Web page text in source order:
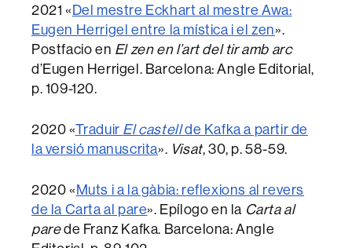
2021 « Del mestre Eckhart al mestre Awa:
Eugen Herrigel entre la mística i el zen».
Postfacio en El zen en l’art del tir amb arc
d’Eugen Herrigel. Barcelona: Angle Editorial,
p. 109-120.
2020 «Traduir El castellde Kafka a partir de
la versió manuscrita». Visat, 30, p. 58-59.
2020 « Muts i a la gàbia: reflexions al revers
de la Carta al pare». Epílogo en la Carta al
parede Franz Kafka. Barcelona: Angle